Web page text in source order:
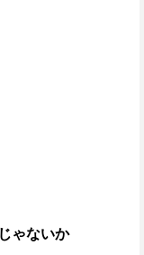
ゃないか